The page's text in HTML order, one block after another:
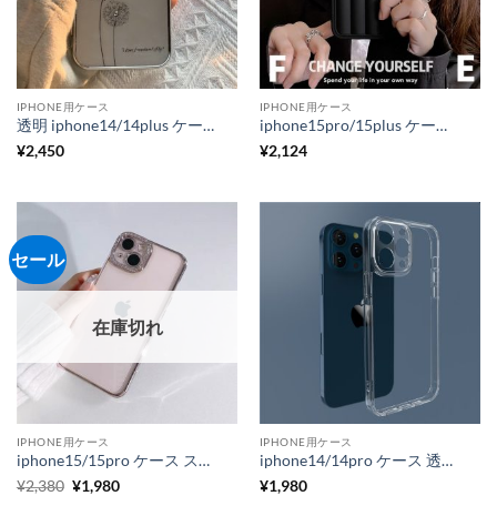
IPHONE用ケース
透明 iphone14/14plus ケース かわいい タンポポ 花柄 iphone13/12/11 series対応ケース 耐衝撃 黄ばまない
¥2,450
IPHONE用ケース
iphone15pro/15plus ケース ローマの柱風 iPhone15用ケース 黒 おしゃれ iphone14/13mini/12用 ソフトカバー 男女兼用
¥2,124
セール
在庫切れ
IPHONE用ケース
iphone15/15pro ケース ストーンデコ キラキラ iphone14/13 series対応ケース おしゃれ女子 大人気
¥2,380 元
¥1,980現
IPHONE用ケース
iphone14/14pro ケース 透明 iphone13pro/12promax 強化ガラスケース クリア 衝撃吸収
¥1,980